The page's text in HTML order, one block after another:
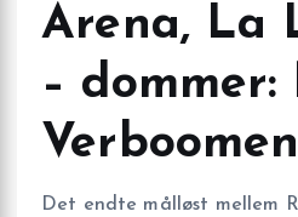
Arena, La
–
Det endte målløst mellem